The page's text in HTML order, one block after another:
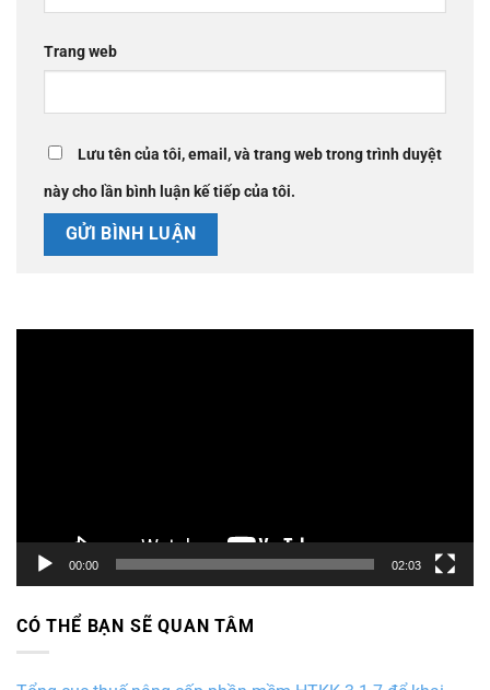
Trang web
Lưu tên của tôi, email, và trang web trong trình duyệt
này cho lần bình luận kế tiếp của tôi.
00:00 02:03
CÓ THỂ BẠN SẼ QUAN TÂM